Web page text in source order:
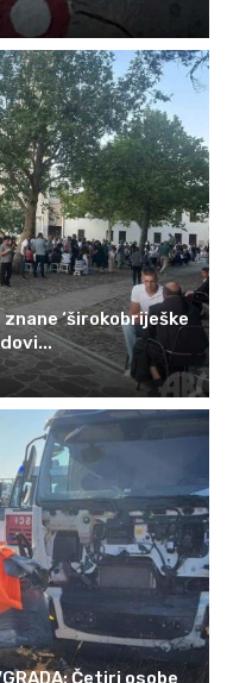
znane ‘širokobriješke
Četiri osobe